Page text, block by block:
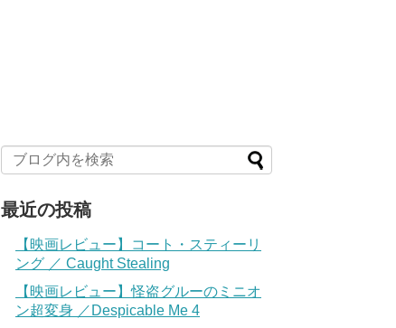
最近の投稿
【映画レビュー】コート・スティーリ
ング ／ Caught Stealing
【映画レビュー】怪盗グルーのミニオ
ン超変身 ／Despicable Me 4